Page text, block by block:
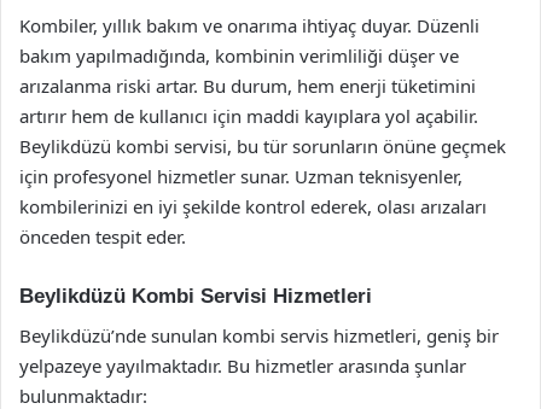
Kombiler, yıllık bakım ve onarıma ihtiyaç duyar. Düzenli
bakım yapılmadığında, kombinin verimliliği düşer ve
arızalanma riski artar. Bu durum, hem enerji tüketimini
artırır hem de kullanıcı için maddi kayıplara yol açabilir.
Beylikdüzü kombi servisi, bu tür sorunların önüne geçmek
için profesyonel hizmetler sunar. Uzman teknisyenler,
kombilerinizi en iyi şekilde kontrol ederek, olası arızaları
önceden tespit eder.
Beylikdüzü Kombi Servisi Hizmetleri
Beylikdüzü’nde sunulan kombi servis hizmetleri, geniş bir
yelpazeye yayılmaktadır. Bu hizmetler arasında şunlar
bulunmaktadır: